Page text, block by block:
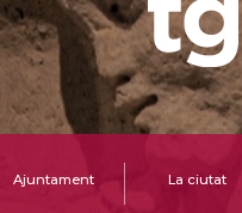
Ajuntament La ciutat